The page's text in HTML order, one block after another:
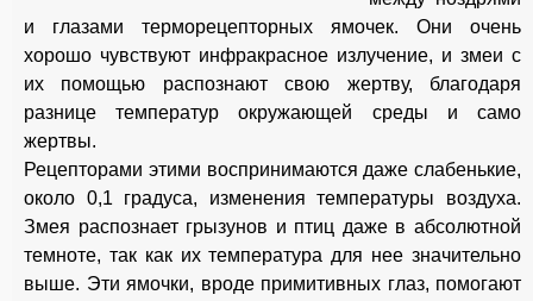
и глазами терморецепторных ямочек. Они очень
хорошо чувствуют инфракрасное излучение, и змеи с
их помощью распознают свою жертву, благодаря
разнице температур окружающей среды и само
жертвы.
Рецепторами этими воспринимаются даже слабенькие,
около 0,1 градуса, изменения температуры воздуха.
Змея распознает грызунов и птиц даже в абсолютной
темноте, так как их температура для нее значительно
выше. Эти ямочки, вроде примитивных глаз, помогают